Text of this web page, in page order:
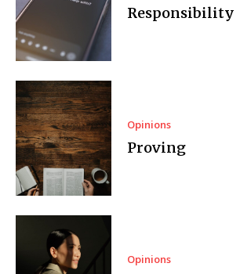
Responsibility
Opinions
Proving
Opinions